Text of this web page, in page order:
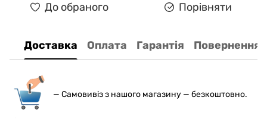
До обраного Порівняти
Доставка Оплата Гарантія Повернення
— Самовивіз з нашого магазину — безкоштовно.